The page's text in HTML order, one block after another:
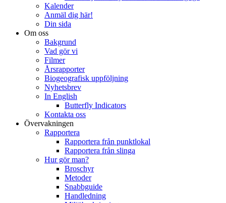
Kalender
Anmäl dig här!
Din sida
Om oss
Bakgrund
Vad gör vi
Filmer
Årsrapporter
Biogeografisk uppföljning
Nyhetsbrev
In English
Butterfly Indicators
Kontakta oss
Övervakningen
Rapportera
Rapportera från punktlokal
Rapportera från slinga
Hur gör man?
Broschyr
Metoder
Snabbguide
Handledning